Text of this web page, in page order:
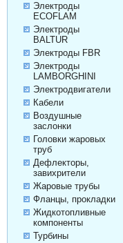
Электроды
ECOFLAM
Электроды
BALTUR
Электроды FBR
Электроды
LAMBORGHINI
Электродвигатели
Кабели
Воздушные
заслонки
Головки жаровых
труб
Дефлекторы,
завихрители
Жаровые трубы
Фланцы, прокладки
Жидкотопливные
компоненты
Турбины